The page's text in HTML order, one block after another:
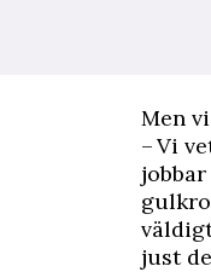
Men
– Vi
just